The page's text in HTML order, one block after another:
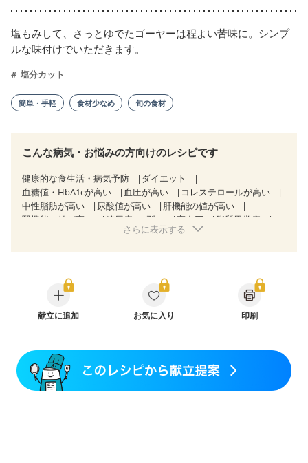
塩もみして、さっとゆでたゴーヤーは程よい苦味に。シンプ
ルな味付けでいただきます。
塩分カット
簡単・手軽 食材少なめ 旬の食材
こんな病気・お悩みの方向けのレシピです
健康的な食生活・病気予防
ダイエット
血糖値・HbA1cが高い
血圧が高い
コレステロールが高い
中性脂肪が高い
尿酸値が高い
肝機能の値が高い
腎機能の値が高い
糖尿病（2型） 高血圧
脂質異常症
狭心症 心筋梗塞
糖尿病性腎症（第３期）
CKD（ステージ１）
CKD（ステージ２）
CKD（ステージ３a）
CKD（ステージ３b）
透析
乳がん（抗がん剤治療中）
飲み込みにくい
妊婦健診・体重増加が気になる（初期）
妊婦健診・血圧が気になる（初期）
さらに表示する
献立に追加 お気に入り 印刷